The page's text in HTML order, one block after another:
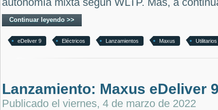
Continuar leyendo >>
eDeliver 9 Eléctricos Lanzamientos Maxus Utilitarios
Lanzamiento: Maxus eDeliver
Publicado el viernes, 4 de marzo de 2022